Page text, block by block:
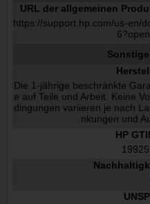
URL der allgemeinen
https://support.hp.com/us-en/
Die 1-jährige beschränkte
e auf Teile und Arbeit. Keine
dingungen variieren je nach
nkungen und
HP